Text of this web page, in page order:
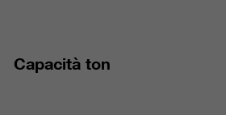
Capacità ton